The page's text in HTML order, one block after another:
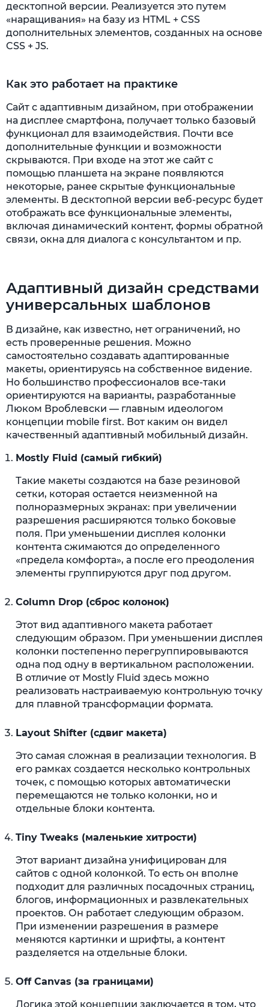
десктопной версии. Реализуется это путем
«наращивания» на базу из HTML + CSS
дополнительных элементов, созданных на основе
CSS + JS.
Как это работает на практике
Сайт с адаптивным дизайном, при отображении
на дисплее смартфона, получает только базовый
функционал для взаимодействия. Почти все
дополнительные функции и возможности
скрываются. При входе на этот же сайт с
помощью планшета на экране появляются
некоторые, ранее скрытые функциональные
элементы. В десктопной версии веб-ресурс будет
отображать все функциональные элементы,
включая динамический контент, формы обратной
связи, окна для диалога с консультантом и пр.
Адаптивный дизайн средствами
универсальных шаблонов
В дизайне, как известно, нет ограничений, но
есть проверенные решения. Можно
самостоятельно создавать адаптированные
макеты, ориентируясь на собственное видение.
Но большинство профессионалов все-таки
ориентируются на варианты, разработанные
Люком Вроблевски — главным идеологом
концепции mobile first. Вот каким он видел
качественный адаптивный мобильный дизайн.
Mostly Fluid (самый гибкий)
Такие макеты создаются на базе резиновой
сетки, которая остается неизменной на
полноразмерных экранах: при увеличении
разрешения расширяются только боковые
поля. При уменьшении дисплея колонки
контента сжимаются до определенного
«предела комфорта», а после его преодоления
элементы группируются друг под другом.
Column Drop (сброс колонок)
Этот вид адаптивного макета работает
следующим образом. При уменьшении дисплея
колонки постепенно перегруппировываются
одна под одну в вертикальном расположении.
В отличие от Mostly Fluid здесь можно
реализовать настраиваемую контрольную точку
для плавной трансформации формата.
Layout Shifter (сдвиг макета)
Это самая сложная в реализации технология. В
его рамках создается несколько контрольных
точек, с помощью которых автоматически
перемещаются не только колонки, но и
отдельные блоки контента.
Tiny Tweaks (маленькие хитрости)
Этот вариант дизайна унифицирован для
сайтов с одной колонкой. То есть он вполне
подходит для различных посадочных страниц,
блогов, информационных и развлекательных
проектов. Он работает следующим образом.
При изменении разрешения в размере
меняются картинки и шрифты, а контент
разделяется на отдельные блоки.
Off Canvas (за границами)
Логика этой концепции заключается в том, что